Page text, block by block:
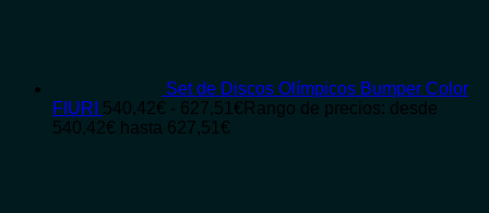
Set de Discos Olímpicos Bumper Color
FIURI 540,42€ - 627,51 € Rango de precios: desde
540,42€ hasta 627,51€